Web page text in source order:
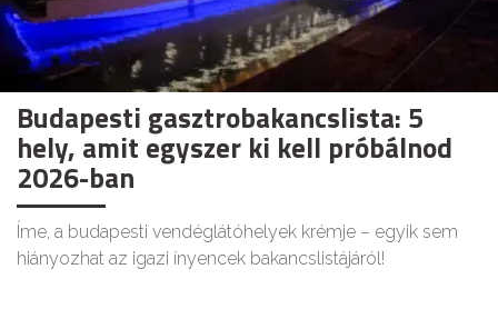
Budapesti gasztrobakancslista: 5
hely, amit egyszer ki kell próbálnod
2026-ban
Íme, a budapesti vendéglátóhelyek krémje – egyik sem
hiányozhat az igazi ínyencek bakancslistájáról!